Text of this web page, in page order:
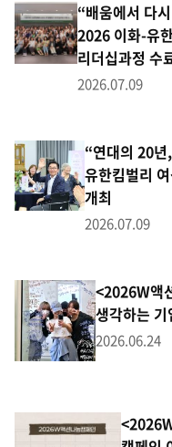
“배움에서 다
2026 이화-유
리더십과정 수
2026.07.09
“연대의 20
유한킴벌리
개최
2026.07.09
<2026W액
생각하는
2026.06.24